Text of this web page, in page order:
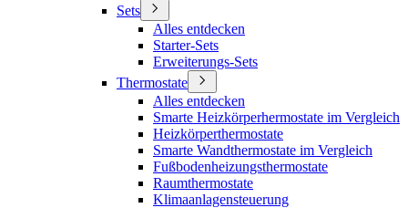
Sets
Alles entdecken
Starter-Sets
Erweiterungs-Sets
Thermostate
Alles entdecken
Smarte Heizkörperhermostate im Vergleich
Heizkörperthermostate
Smarte Wandthermostate im Vergleich
Fußbodenheizungsthermostate
Raumthermostate
Klimaanlagensteuerung